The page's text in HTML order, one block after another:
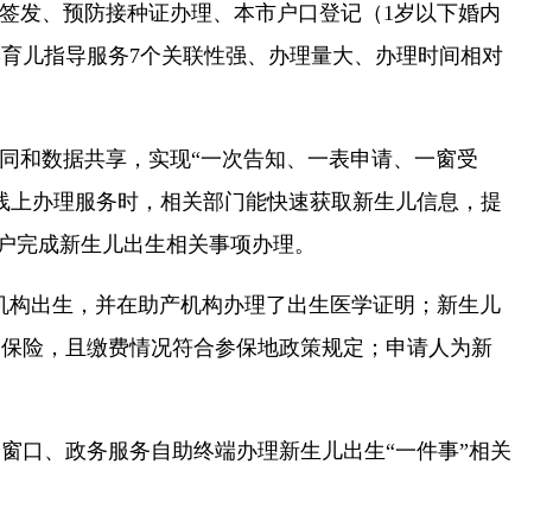
发、预防接种证办理、本市户口登记（1岁以下婚内
儿指导服务7个关联性强、办理量大、办理时间相对
和数据共享，实现“一次告知、一表申请、一窗受
办理服务时，相关部门能快速获取新生儿信息，提
成新生儿出生相关事项办理。
出生，并在助产机构办理了出生医学证明；新生儿
险，且缴费情况符合参保地政策规定；申请人为新
口、政务服务自助终端办理新生儿出生“一件事”相关